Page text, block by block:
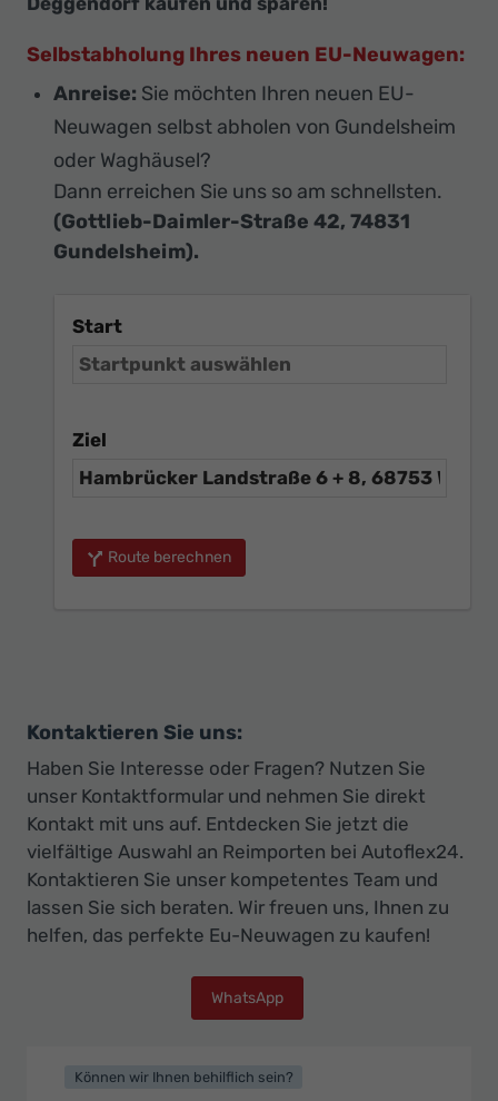
Selbstabholung Ihres neuen EU-Neuwagen:
Anreise: Sie möchten Ihren neuen EU-
Neuwagen selbst abholen von Gundelsheim
oder Waghäusel?
Dann erreichen Sie uns so am schnellsten.
(Gottlieb-Daimler-Straße 42, 74831
Gundelsheim).
Start
Ziel
Route berechnen
Kontaktieren Sie uns:
Haben Sie Interesse oder Fragen? Nutzen Sie
unser Kontaktformular und nehmen Sie direkt
Kontakt mit uns auf. Entdecken Sie jetzt die
vielfältige Auswahl an Reimporten bei Autoflex24.
Kontaktieren Sie unser kompetentes Team und
lassen Sie sich beraten. Wir freuen uns, Ihnen zu
helfen, das perfekte Eu-Neuwagen zu kaufen!
WhatsApp
Können wir Ihnen behilflich sein?